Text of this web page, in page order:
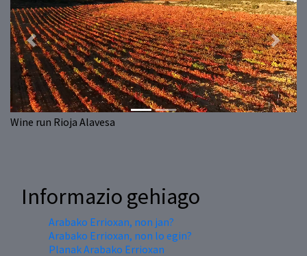
Wine run Rioja Alavesa
Previous Next
Informazio gehiago
Arabako Errioxan, non jan?
Arabako Errioxan, non lo egin?
Planak Arabako Errioxan